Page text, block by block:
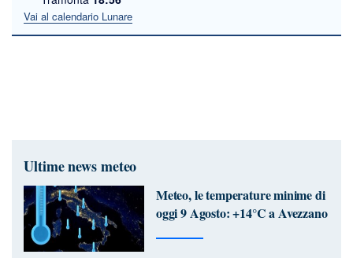
Vai al calendario Lunare
Ultime news meteo
Meteo, le temperature minime di
oggi 9 Agosto: +14°C a Avezzano